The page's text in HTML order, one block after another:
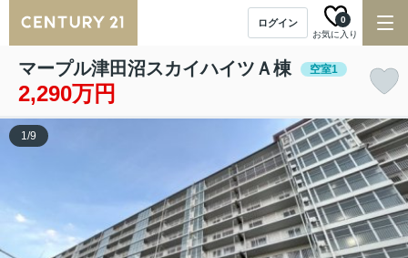
ログイン
お気に入り
0
マープル津田沼スカイハイツＡ棟 空室1
2,290万円
1/9